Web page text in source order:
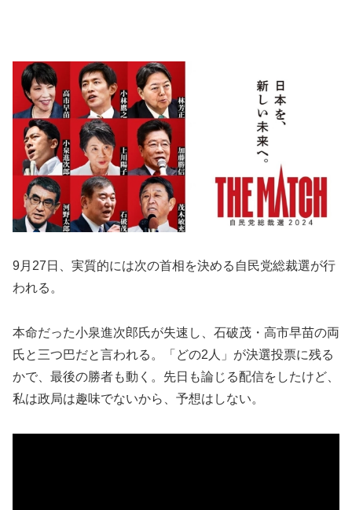
9月27日、実質的には次の首相を決める自民党総裁選が行
われる。
本命だった小泉進次郎氏が失速し、石破茂・高市早苗の両
氏と三つ巴だと言われる。「どの2人」が決選投票に残る
かで、最後の勝者も動く。先日も論じる配信をしたけど、
私は政局は趣味でないから、予想はしない。